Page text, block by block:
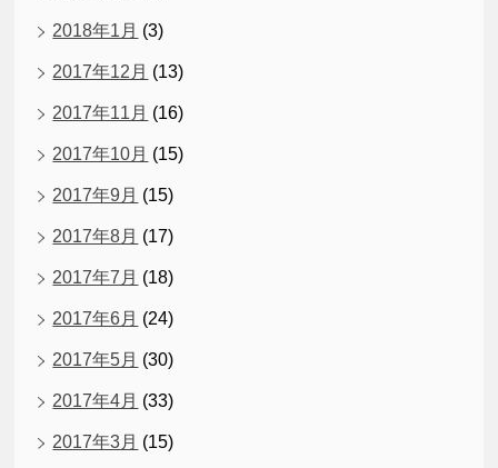
2018年1月 (3)
2017年12月 (13)
2017年11月 (16)
2017年10月 (15)
2017年9月 (15)
2017年8月 (17)
2017年7月 (18)
2017年6月 (24)
2017年5月 (30)
2017年4月 (33)
2017年3月 (15)